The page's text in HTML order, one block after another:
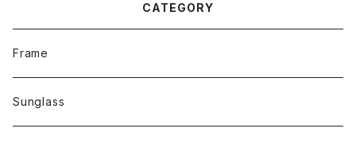
CATEGORY
Frame
Sunglass